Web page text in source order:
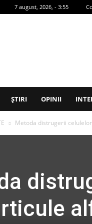
7 august, 2026, - 3:55
ȘTIRI OPINII
Metoda distrugerii